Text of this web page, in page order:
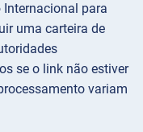
para
uma carteira de
se o link não estiver
variam